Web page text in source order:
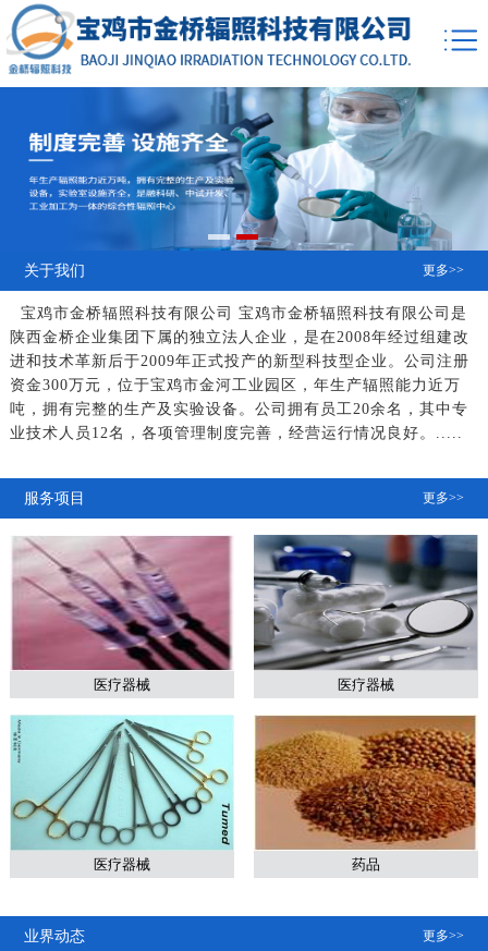
关于我们 更多>>
宝鸡市金桥辐照科技有限公司 宝鸡市金桥辐照科技有限公司是
陕西金桥企业集团下属的独立法人企业，是在2008年经过组建改
进和技术革新后于2009年正式投产的新型科技型企业。公司注册
资金300万元，位于宝鸡市金河工业园区，年生产辐照能力近万
吨，拥有完整的生产及实验设备。公司拥有员工20余名，其中专
业技术人员12名，各项管理制度完善，经营运行情况良好。.....
服务项目 更多>>
医疗器械 医疗器械
医疗器械 药品
业界动态 更多>>